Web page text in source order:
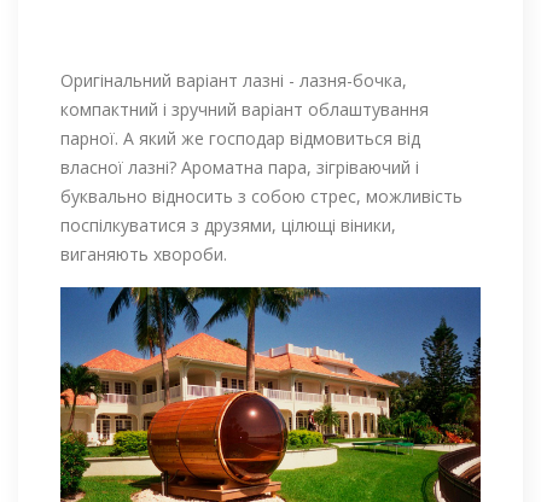
Оригінальний варіант лазні - лазня-бочка,
компактний і зручний варіант облаштування
парної. А який же господар відмовиться від
власної лазні? Ароматна пара, зігріваючий і
буквально відносить з собою стрес, можливість
поспілкуватися з друзями, цілющі віники,
виганяють хвороби.